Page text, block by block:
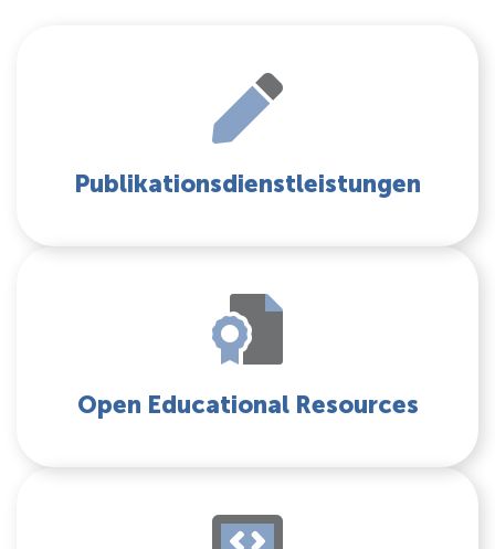
Publikationsdienstleistungen
Open Educational Resources